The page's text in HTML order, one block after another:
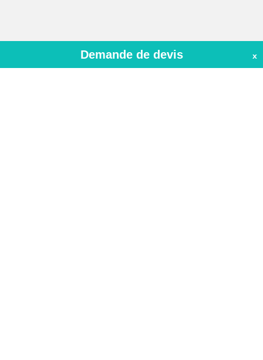
Nous envoyer un mail x
Demande de devis